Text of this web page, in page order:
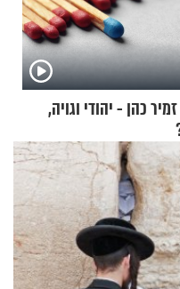
כהן - יהודי וגויה,